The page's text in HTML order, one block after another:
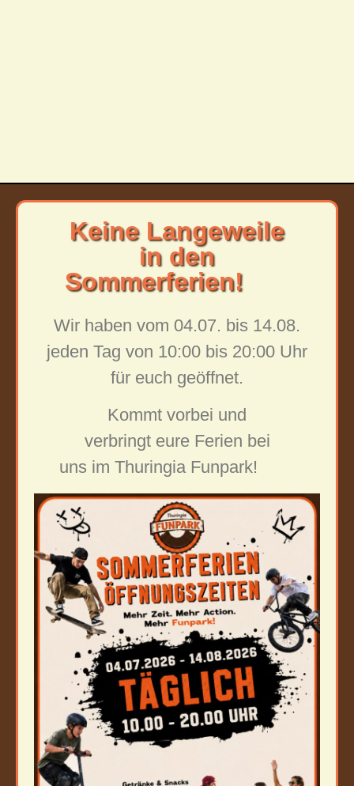
Keine Langeweile
in den
Sommerferien!
Wir haben vom 04.07. bis 14.08.
jeden Tag von 10:00 bis 20:00 Uhr
für euch geöffnet.
Kommt vorbei und
verbringt eure Ferien bei
uns im Thuringia Funpark!